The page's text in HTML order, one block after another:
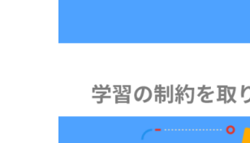
企業のAIリテラシーを可視化し、組
織変革を推進する人材の発掘・育
成を支援
きます
代表・顧問
ISO認証取得済み。最高水準のセキュリティ体